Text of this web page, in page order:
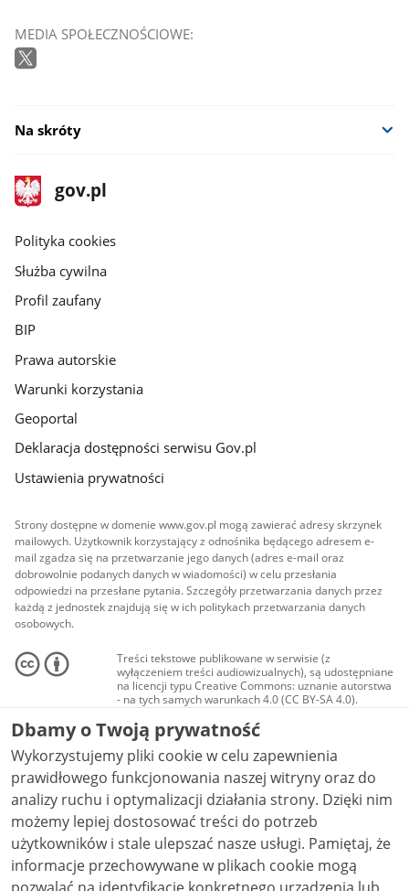
MEDIA SPOŁECZNOŚCIOWE:
Na skróty
stopka
gov.pl
Strona
gov.pl
gov.pl
Polityka cookies
Służba cywilna
Profil zaufany
BIP
Prawa autorskie
Warunki korzystania
Geoportal
Deklaracja dostępności serwisu Gov.pl
Ustawienia prywatności
Strony dostępne w domenie www.gov.pl mogą zawierać adresy skrzynek
mailowych. Użytkownik korzystający z odnośnika będącego adresem e-
mail zgadza się na przetwarzanie jego danych (adres e-mail oraz
dobrowolnie podanych danych w wiadomości) w celu przesłania
odpowiedzi na przesłane pytania. Szczegóły przetwarzania danych przez
każdą z jednostek znajdują się w ich politykach przetwarzania danych
osobowych.
Treści tekstowe publikowane w serwisie (z
wyłączeniem treści audiowizualnych), są udostępniane
na licencji typu Creative Commons: uznanie autorstwa
- na tych samych warunkach 4.0 (CC BY-SA 4.0).
Materiały audiowizualne, w tym zdjęcia, materiały
audio i wideo, są udostępniane na licencji typu
Creative Commons: uznanie autorstwa użycie
niekomercyjne - bez utworów zależnych 4.0 (CC BY-
NC-ND 4.0), o ile nie jest to stwierdzone inaczej.
Dbamy o Twoją prywatność
Wykorzystujemy pliki cookie w celu zapewnienia
prawidłowego funkcjonowania naszej witryny oraz do
analizy ruchu i optymalizacji działania strony. Dzięki nim
możemy lepiej dostosować treści do potrzeb
użytkowników i stale ulepszać nasze usługi. Pamiętaj, że
informacje przechowywane w plikach cookie mogą